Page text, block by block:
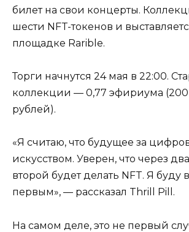
билет на свои концерты.
шести NFT-токенов и
площадке Rarible.
Торги начнутся 24 мая в 22:00.
коллекции — 0,77 эфириума (200
рублей).
«Я считаю, что будущее за
искусством. Уверен, что через
второй будет делать NFT. Я буду
первым», — рассказал Thrill Pill.
На самом деле, это не первый